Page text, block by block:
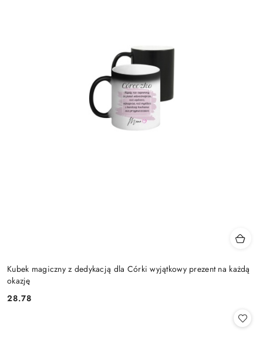
Kubek magiczny z dedykacją dla Córki wyjątkowy prezent na każdą
okazję
Cena:
28.78